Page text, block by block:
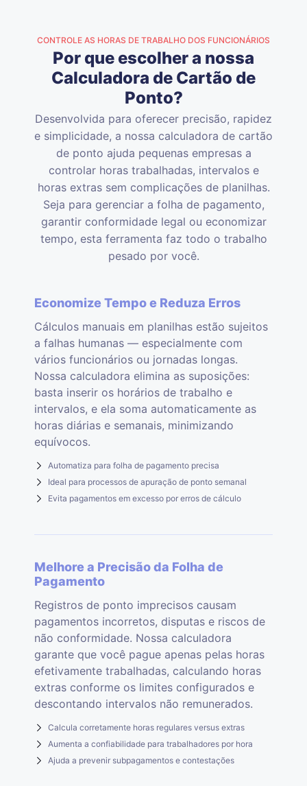
CONTROLE AS HORAS DE TRABALHO DOS FUNCIONÁRIOS
Por que escolher a nossa
Calculadora de Cartão de
Ponto?
Desenvolvida para oferecer precisão, rapidez
e simplicidade, a nossa calculadora de cartão
de ponto ajuda pequenas empresas a
controlar horas trabalhadas, intervalos e
horas extras sem complicações de planilhas.
Seja para gerenciar a folha de pagamento,
garantir conformidade legal ou economizar
tempo, esta ferramenta faz todo o trabalho
pesado por você.
Economize Tempo e Reduza Erros
Cálculos manuais em planilhas estão sujeitos
a falhas humanas — especialmente com
vários funcionários ou jornadas longas.
Nossa calculadora elimina as suposições:
basta inserir os horários de trabalho e
intervalos, e ela soma automaticamente as
horas diárias e semanais, minimizando
equívocos.
Automatiza para folha de pagamento precisa
Ideal para processos de apuração de ponto semanal
Evita pagamentos em excesso por erros de cálculo
Melhore a Precisão da Folha de
Pagamento
Registros de ponto imprecisos causam
pagamentos incorretos, disputas e riscos de
não conformidade. Nossa calculadora
garante que você pague apenas pelas horas
efetivamente trabalhadas, calculando horas
extras conforme os limites configurados e
descontando intervalos não remunerados.
Calcula corretamente horas regulares versus extras
Aumenta a confiabilidade para trabalhadores por hora
Ajuda a prevenir subpagamentos e contestações